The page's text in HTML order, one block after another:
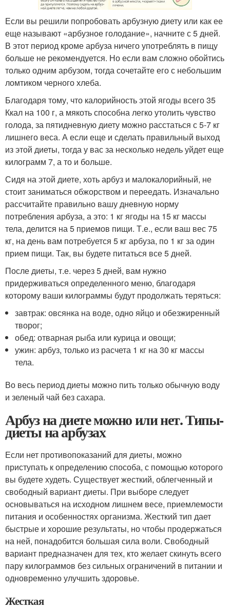
Если вы решили попробовать арбузную диету или как ее
еще называют «арбузное голодание», начните с 5 дней.
В этот период кроме арбуза ничего употреблять в пищу
больше не рекомендуется. Но если вам сложно обойтись
только одним арбузом, тогда сочетайте его с небольшим
ломтиком черного хлеба.
Благодаря тому, что калорийность этой ягоды всего 35
Ккал на 100 г, а мякоть способна легко утолить чувство
голода, за пятидневную диету можно расстаться с 5-7 кг
лишнего веса. А если еще и сделать правильный выход
из этой диеты, тогда у вас за несколько недель уйдет еще
килограмм 7, а то и больше.
Сидя на этой диете, хоть арбуз и малокалорийный, не
стоит заниматься обжорством и переедать. Изначально
рассчитайте правильно вашу дневную норму
потребления арбуза, а это: 1 кг ягоды на 15 кг массы
тела, делится на 5 приемов пищи. Т.е., если ваш вес 75
кг, на день вам потребуется 5 кг арбуза, по 1 кг за один
прием пищи. Так, вы будете питаться все 5 дней.
После диеты, т.е. через 5 дней, вам нужно
придерживаться определенного меню, благодаря
которому ваши килограммы будут продолжать теряться:
завтрак: овсянка на воде, одно яйцо и обезжиренный
творог;
обед: отварная рыба или курица и овощи;
ужин: арбуз, только из расчета 1 кг на 30 кг массы
тела.
Во весь период диеты можно пить только обычную воду
и зеленый чай без сахара.
Арбуз на диете можно или нет. Типы­
диеты на арбузах
Если нет противопоказаний для диеты, можно
приступать к определению способа, с помощью которого
вы будете худеть. Существует жесткий, облегченный и
свободный вариант диеты. При выборе следует
основываться на исходном лишнем весе, приемлемости
питания и особенностях организма. Жесткий тип дает
быстрые и хорошие результаты, но чтобы продержаться
на ней, понадобится большая сила воли. Свободный
вариант предназначен для тех, кто желает скинуть всего
пару килограммов без сильных ограничений в питании и
одновременно улучшить здоровье.
Жесткая